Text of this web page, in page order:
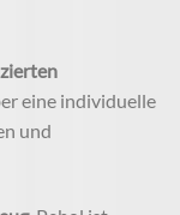
eine individuelle
und